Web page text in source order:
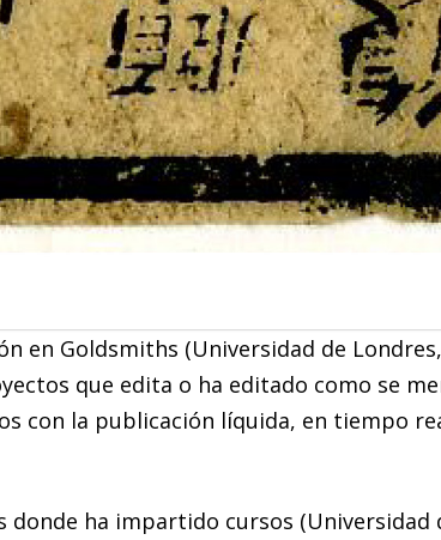
en Goldsmiths (Universidad de Londres,
que edita o ha editado como se
con la publicación líquida, en tiempo
ha impartido cursos (Universidad